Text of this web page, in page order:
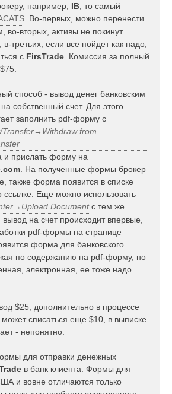
например, IB , то самый
. Во-первых, можно перенести
во-вторых, активы не покинут
третьих, если все пойдет как надо,
с FirsTrade . Комиссия за полный
способ - вывод денег банковским
собственный счет. Для этого
заполнить pdf-форму с
from
и прислать форму на
. На полученные формы брокер
также форма появится в списке
ссылке. Еще можно использовать
Documentс тем же
вывод на счет происходит впервые,
pdf-формы на странице
форма для банковского
по содержанию на pdf-форму, но
электронная, ее тоже надо
$25, дополнительно в процессе
списаться еще $10, в выписке
- непонятно.
для отправки денежных
в банк клиента. Формы для
и вовне отличаются только